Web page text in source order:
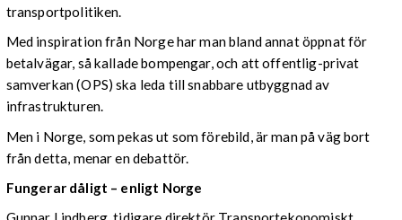
transportpolitiken.
Med inspiration från Norge har man bland annat öppnat för
betalvägar, så kallade bompengar, och att offentlig-privat
samverkan (OPS) ska leda till snabbare utbyggnad av
infrastrukturen.
Men i Norge, som pekas ut som förebild, är man på väg bort
från detta, menar en debattör.
Fungerar dåligt – enligt Norge